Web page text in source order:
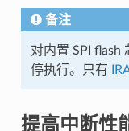
备注
对内置 SPI flash
停执行。只有
提高中断性